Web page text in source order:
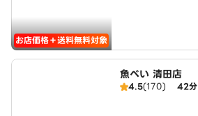
お店価格＋送料無料対象
魚べい 清田店
4.5(170) 42分